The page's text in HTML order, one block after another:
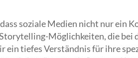
soziale Medien nicht nur ein
Möglichkeiten, die bei
ein tiefes Verständnis für ihre